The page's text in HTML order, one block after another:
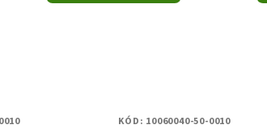
KÓD: 10060040-50-0010